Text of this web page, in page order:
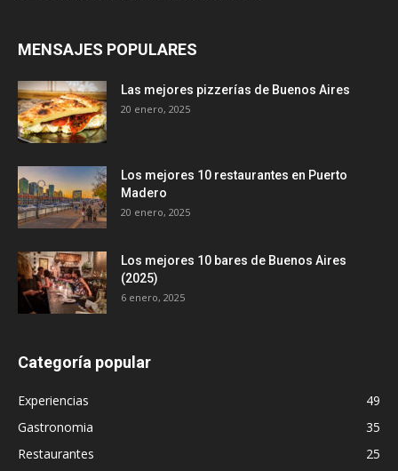
MENSAJES POPULARES
Las mejores pizzerías de Buenos Aires
20 enero, 2025
Los mejores 10 restaurantes en Puerto
Madero
20 enero, 2025
Los mejores 10 bares de Buenos Aires
(2025)
6 enero, 2025
Categoría popular
Experiencias
49
Gastronomia
35
Restaurantes
25